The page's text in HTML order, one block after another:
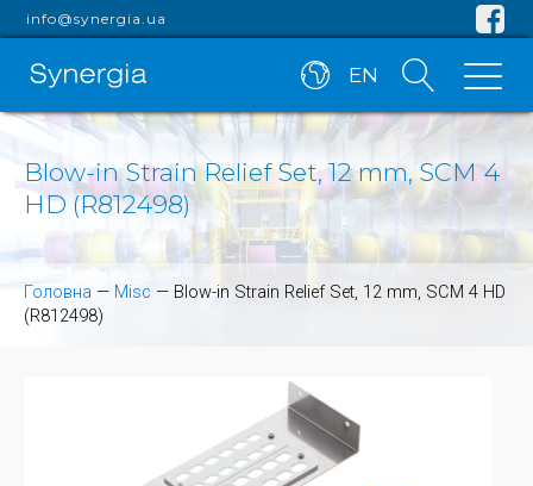
info@synergia.ua
EN
Blow-in Strain Relief Set, 12 mm, SCM 4
HD (R812498)
Головна — Misc — Blow-in Strain Relief Set, 12 mm, SCM 4 HD
(R812498)